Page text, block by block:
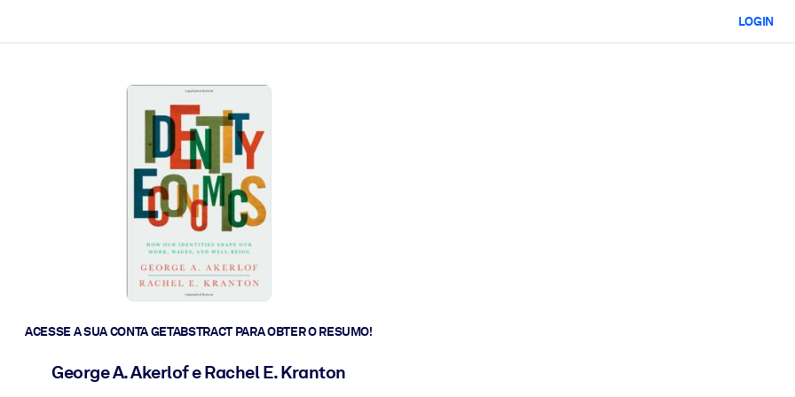
LOGIN
ACESSE A SUA CONTA GETABSTRACT PARA OBTER O RESUMO!
George A. Akerlof e Rachel E. Kranton